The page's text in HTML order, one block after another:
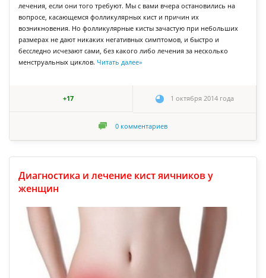
лечения, если они того требуют. Мы с вами вчера остановились на
вопросе, касающемся фолликулярных кист и причин их
возникновения. Но фолликулярные кисты зачастую при небольших
размерах не дают никаких негативных симптомов, и быстро и
бесследно исчезают сами, без какого либо лечения за несколько
менструальных циклов. Читать далее»
+17 1 октября 2014 года
0 комментариев
Диагностика и лечение кист яичников у
женщин